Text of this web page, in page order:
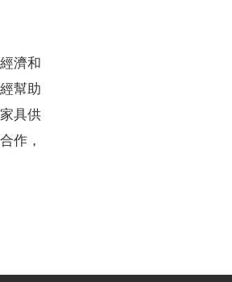
濟和
幫助
具供
作，